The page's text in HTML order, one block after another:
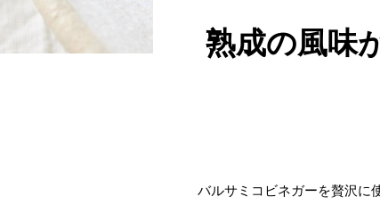
熟成の風味
バルサミコビネガーを贅沢に